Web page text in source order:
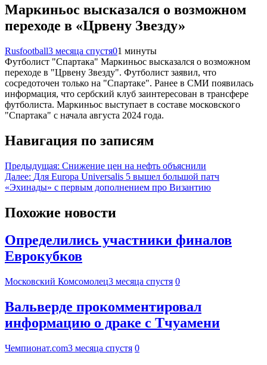
Маркиньос высказался о возможном
переходе в «Црвену Звезду»
Rusfootball3 месяца спустя01 минуты
Футболист "Спартака" Маркиньос высказался о возможном
переходе в "Црвену Звезду". Футболист заявил, что
сосредоточен только на "Спартаке". Ранее в СМИ появилась
информация, что сербский клуб заинтересован в трансфере
футболиста. Маркиньос выступает в составе московского
"Спартака" с начала августа 2024 года.
Навигация по записям
Предыдущая: Снижение цен на нефть объяснили
Далее: Для Europa Universalis 5 вышел большой патч
«Эхинады» с первым дополнением про Византию
Похожие новости
Определились участники финалов
Еврокубков
Московский Комсомолец3 месяца спустя 0
Вальверде прокомментировал
информацию о драке с Тчуамени
Чемпионат.com3 месяца спустя 0